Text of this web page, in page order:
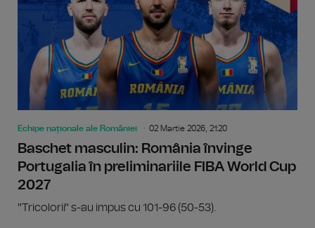
Echipe naționale ale României 02 Martie 2026, 21:20
Baschet masculin: România învinge
Portugalia în preliminariile FIBA World Cup
2027
"Tricolorii" s-au impus cu 101-96 (50-53).